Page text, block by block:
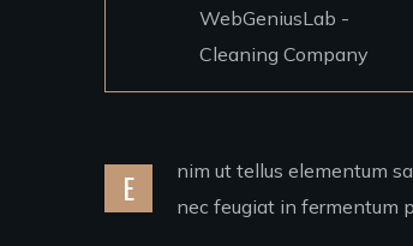
WebGeniusLab -
Cleaning Company
E
nim ut tellus elementum
nec feugiat in fermentum